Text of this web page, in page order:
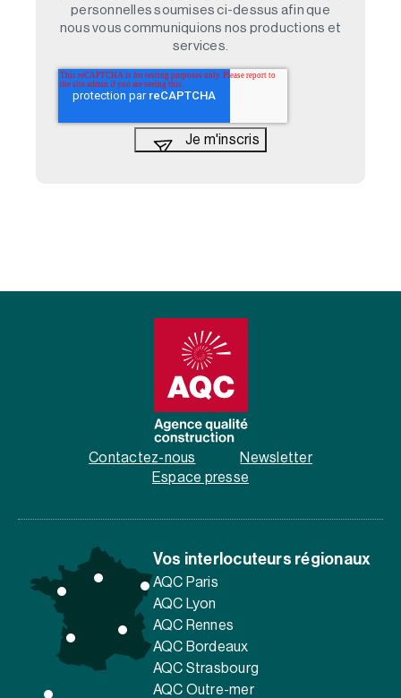
personnelles soumises ci-dessus afin que
nous vous communiquions nos productions et
services.
Contactez-nous
Newsletter
Espace presse
Vos interlocuteurs régionaux
AQC Paris
AQC Lyon
AQC Rennes
AQC Bordeaux
AQC Strasbourg
AQC Outre-mer